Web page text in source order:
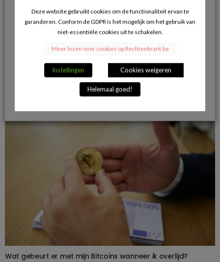
Kan je je erfenis overlaten aan de verpleegster?
Wat gebeurt er met mijn Bitcoins wanneer ik overlijd?
Deze website gebruikt cookies om de functionaliteit ervan te
garanderen. Conform de GDPR is het mogelijk om het gebruik van
niet-essentiële cookies uit te schakelen.
Meer lezen over cookies op Rechtenkrant.be
Instellingen Cookies weigeren
Helemaal goed!